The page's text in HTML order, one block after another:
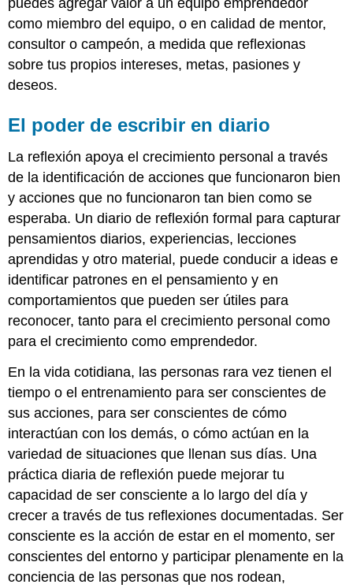
puedes agregar valor a un equipo emprendedor
como miembro del equipo, o en calidad de mentor,
consultor o campeón, a medida que reflexionas
sobre tus propios intereses, metas, pasiones y
deseos.
El poder de escribir en diario
La reflexión apoya el crecimiento personal a través
de la identificación de acciones que funcionaron bien
y acciones que no funcionaron tan bien como se
esperaba. Un diario de reflexión formal para capturar
pensamientos diarios, experiencias, lecciones
aprendidas y otro material, puede conducir a ideas e
identificar patrones en el pensamiento y en
comportamientos que pueden ser útiles para
reconocer, tanto para el crecimiento personal como
para el crecimiento como emprendedor.
En la vida cotidiana, las personas rara vez tienen el
tiempo o el entrenamiento para ser conscientes de
sus acciones, para ser conscientes de cómo
interactúan con los demás, o cómo actúan en la
variedad de situaciones que llenan sus días. Una
práctica diaria de reflexión puede mejorar tu
capacidad de ser consciente a lo largo del día y
crecer a través de tus reflexiones documentadas. Ser
consciente es la acción de estar en el momento, ser
conscientes del entorno y participar plenamente en la
conciencia de las personas que nos rodean,